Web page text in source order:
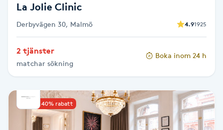
PRP (Platelet Rich Plasma)
PRX-T33
La Jolie Clinic
Derbyvägen 30, Malmö 4.91925
2 tjänster
matchar sökning
Boka inom 24 h
Upp till 40% rabatt